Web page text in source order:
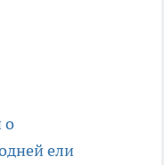
о
ели